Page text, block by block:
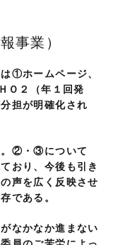
事業）
①ホームページ、
Ｏ２（年１回発
担が明確化され
。②・③について
おり、今後も引き
声を広く反映させ
である。
なかなか進まない